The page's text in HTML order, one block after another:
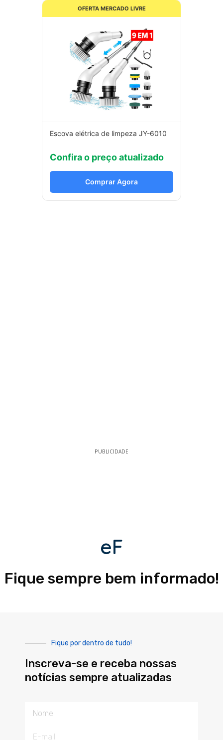
OFERTA MERCADO LIVRE
Escova elétrica de limpeza JY-6010
Confira o preço atualizado
Comprar Agora
PUBLICIDADE
eF
Fique sempre bem informado!
Fique por dentro de tudo!
Inscreva-se e receba nossas
notícias sempre atualizadas